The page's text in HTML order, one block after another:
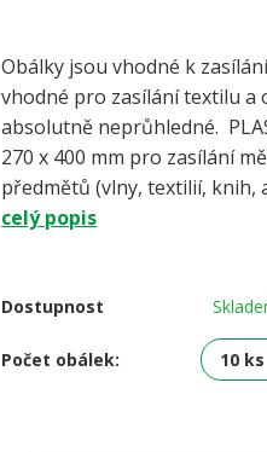
Obálky jsou vhodné k
vhodné pro zasílání textilu a
absolutně neprůhledné.
270 x 400 mm pro zasílání
předmětů (vlny, textilií, knih,
celý popis
Dostupnost
Počet obálek: